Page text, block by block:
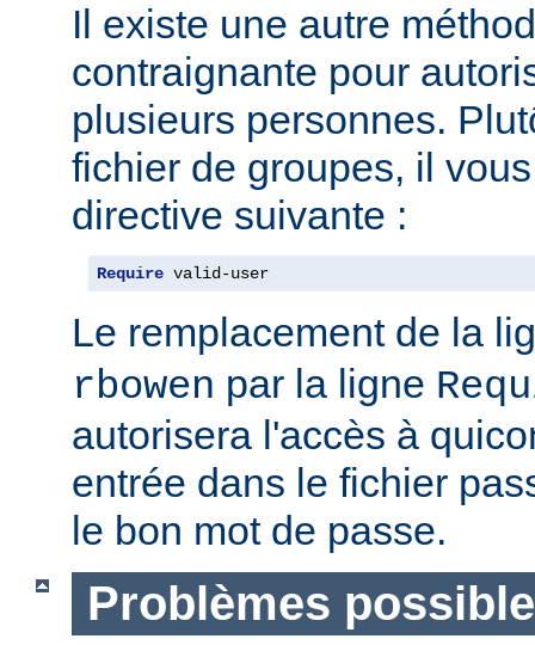
Il existe une autre
contraignante pour
plusieurs personnes.
fichier de groupes, il
directive suivante :
Require valid-user
Le remplacement de la
rbowen par la ligne
autorisera l'accès à
entrée dans le fichier
le bon mot de passe.
Problèmes